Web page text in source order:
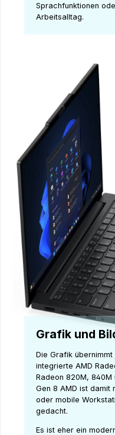
Sprachfunktionen
Arbeitsalltag.
Grafik und
Die Grafik
integrierte AMD
Radeon 820M, 840M
Gen 8 AMD ist damit
oder mobile
gedacht.
Es ist eher ein